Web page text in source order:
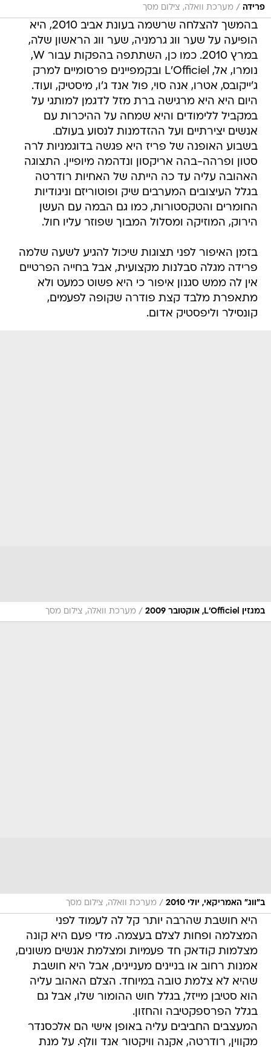
פרידה / מערכת וואלה, צילום מסך
בהמשך להצלחה שרשמה בעונת אביב 2010, היא
הופיעה על שער ווג גרמניה, שער ווג הראשון שלה,
במרץ 2010. כמו כן, השתתפה בהפקות עבור W,
נומרו, אל, L'Officiel ובקמפיינים פרסומיים למרק
ג'ייקובס, אטרו, אנה סוי, פול אנד ג'ו, מיסטיק, ועוד.
היום היא היא מרגישה ברת מזל לדגמן למותגי על
במקביל ללימודים והיא שמחה על ההיכרות עם
אנשים יצירתיים ועל ההזדמנות לנסוע בעולם.
בשבוע האופנה של פריז היא פגשה בדוגמניות לרה
סטון ופרהה-בהה אריקסון ונדהמה מיופיין. התצוגה
האהובה עליה עד כה הייתה של האחיות רודרטה
בגלל העיצובים המערבים שיק ופוטוריזם וניגודיות
החומרים והטקסטורות, כמו גם הבמה עם העשן
הירוק, המוזיקה ומסלול המבוך שפוזר עליו חול.
בזמן האיפור לפני תצוגות שיכול להגיע לשעה שלמה
פרידה מגלה סבלנות מקצועית, אבל בחייה הפרטיים
אין לה ממש סגנון איפור כי היא פשוט כמעט ולא
מתאפרת מלבד קצת פודרה שקופה לפעמים,
קונסילר וליפסטיק אדום.
במגזין L'Officiel, אוקטובר 2009 / מערכת וואלה, צילום מסך
ב"ווג" האמריקאי, יולי 2010 / מערכת וואלה, צילום מסך
היא חושבת שהרבה יותר קל לה לעמוד לפני
המצלמה ופחות לצלם בעצמה. מדי פעם היא קונה
מצלמות קודאק חד פעמיות ומצלמת אנשים משונים,
אמנות רחוב או בניינים מעניינים, אבל היא חושבת
שהיא לא צלמת טובה במיוחד. הצלם האהוב עליה
הוא סטיבן מייזל, בגלל חוש ההומור שלו, אבל גם
בגלל הפרספקטיבה והחזון.
המעצבים החביבים עליה באופן אישי הם אלכסנדר
מקווין, רודרטה, אקנה וויקטור אנד וולף. על מנת